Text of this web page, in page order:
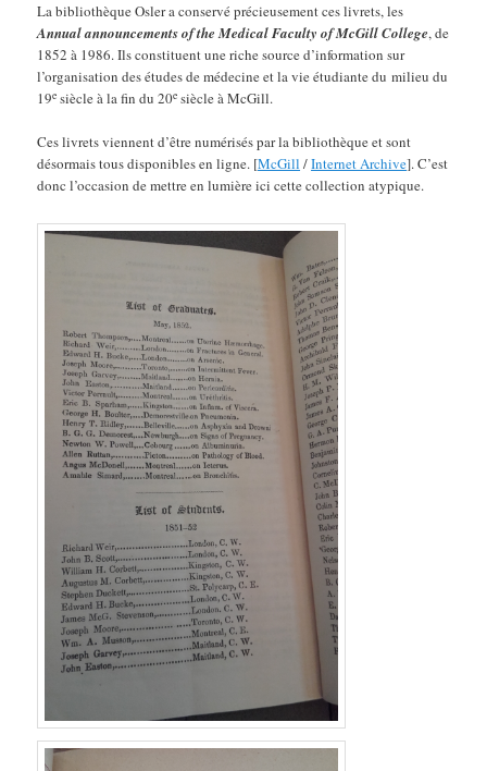
La bibliothèque Osler a conservé précieusement ces livrets, les
Annual announcements of the Medical Faculty of McGill College, de
1852 à 1986. Ils constituent une riche source d’information sur
l’organisation des études de médecine et la vie étudiante du milieu du
19e siècle à la fin du 20e siècle à McGill.
Ces livrets viennent d’être numérisés par la bibliothèque et sont
désormais tous disponibles en ligne. [McGill /Internet Archive]. C’est
donc l’occasion de mettre en lumière ici cette collection atypique.